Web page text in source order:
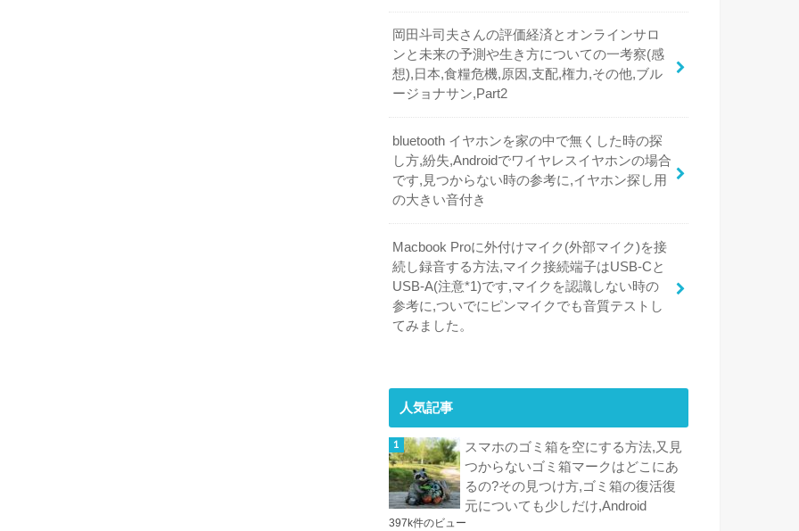
岡田斗司夫さんの評価経済とオンラインサロ
ンと未来の予測や生き方についての一考察(感
想),日本,食糧危機,原因,支配,権力,その他,ブル
ージョナサン,Part2
bluetooth イヤホンを家の中で無くした時の探
し方,紛失,Androidでワイヤレスイヤホンの場合
です,見つからない時の参考に,イヤホン探し用
の大きい音付き
Macbook Proに外付けマイク(外部マイク)を接
続し録音する方法,マイク接続端子はUSB-Cと
USB-A(注意*1)です,マイクを認識しない時の
参考に,ついでにピンマイクでも音質テストし
てみました。
人気記事
スマホのゴミ箱を空にする方法,又見
つからないゴミ箱マークはどこにあ
るの?その見つけ方,ゴミ箱の復活復
元についても少しだけ,Android
397k件のビュー